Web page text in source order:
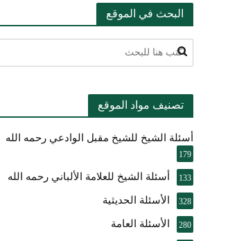
البحث في الموقع
تصنيف مواد الموقع
أسئلة الشيخ للشيخ مقبل الوادعي رحمه الله
179
أسئلة الشيخ للعلامة الألباني رحمه الله 133
الأسئلة الحديثية 328
الأسئلة العامة 280